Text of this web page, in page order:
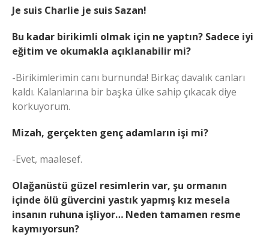
Je suis Charlie je suis Sazan!
Bu kadar birikimli olmak için ne yaptın? Sadece iyi
eğitim ve okumakla açıklanabilir mi?
-Birikimlerimin canı burnunda! Birkaç davalık canları
kaldı. Kalanlarına bir başka ülke sahip çıkacak diye
korkuyorum.
Mizah, gerçekten genç adamların işi mi?
-Evet, maalesef.
Olağanüstü güzel resimlerin var, şu ormanın
içinde ölü güvercini yastık yapmış kız mesela
insanın ruhuna işliyor… Neden tamamen resme
kaymıyorsun?